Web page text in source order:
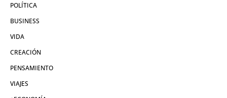
POLÍTICA
BUSINESS
VIDA
CREACIÓN
PENSAMIENTO
VIAJES